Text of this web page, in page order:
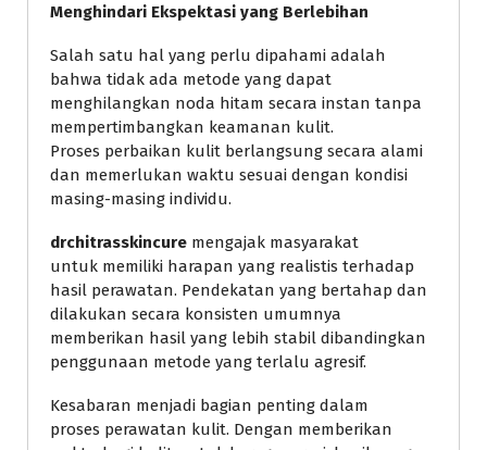
Menghindari Ekspektasi yang Berlebihan
Salah satu hal yang perlu dipahami adalah
bahwa tidak ada metode yang dapat
menghilangkan noda hitam secara instan tanpa
mempertimbangkan keamanan kulit.
Proses perbaikan kulit berlangsung secara alami
dan memerlukan waktu sesuai dengan kondisi
masing-masing individu.
drchitrasskincure mengajak masyarakat
untuk memiliki harapan yang realistis terhadap
hasil perawatan. Pendekatan yang bertahap dan
dilakukan secara konsisten umumnya
memberikan hasil yang lebih stabil dibandingkan
penggunaan metode yang terlalu agresif.
Kesabaran menjadi bagian penting dalam
proses perawatan kulit. Dengan memberikan